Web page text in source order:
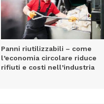
Panni riutilizzabili – come
l’economia circolare riduce
rifiuti e costi nell’industria